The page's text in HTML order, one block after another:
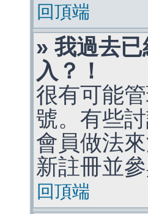
回頂端
» 我過去
入？！
很有可能
號。有些
會員做法
新註冊並
回頂端